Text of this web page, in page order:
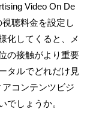
Video On De
聴料金を設定し
化してくると、メ
の接触がより重要
タルでどれだけ見
コンテンツビジ
でしょうか。